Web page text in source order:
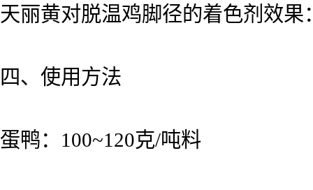
天丽黄对脱温鸡脚径的着色剂效
四、使用方法
蛋鸭：100~120克/吨料